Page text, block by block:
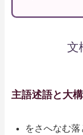
文
主語述語と大
をさへなむ